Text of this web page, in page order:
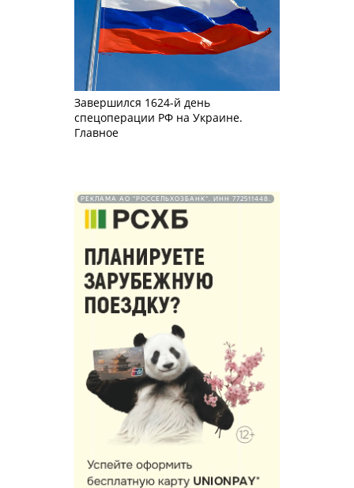
Завершился 1624-й день
спецоперации РФ на Украине.
Главное
РЕКЛАМА АО "РОССЕЛЬХОЗБАНК". ИНН 772511448.